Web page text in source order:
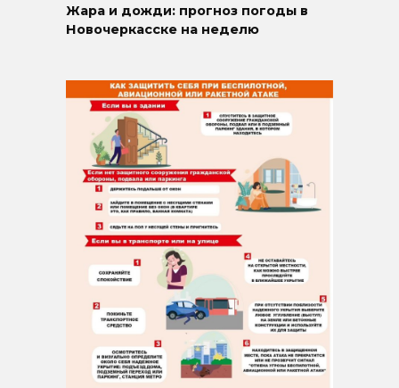
Жара и дожди: прогноз погоды в
Новочеркасске на неделю